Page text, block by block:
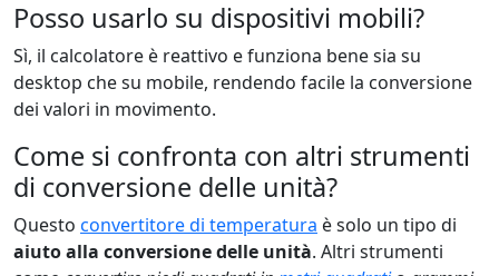
Posso usarlo su dispositivi mobili?
Sì, il calcolatore è reattivo e funziona bene sia su
desktop che su mobile, rendendo facile la conversione
dei valori in movimento.
Come si confronta con altri strumenti
di conversione delle unità?
Questo convertitore di temperatura è solo un tipo di
aiuto alla conversione delle unità. Altri strumenti